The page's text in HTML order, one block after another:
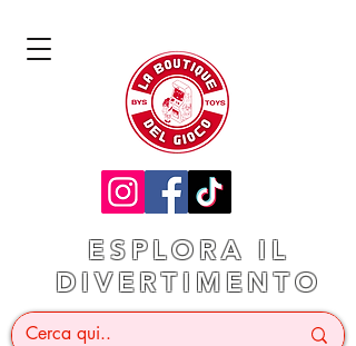
ESPLORA IL
DIVERTIMENTO